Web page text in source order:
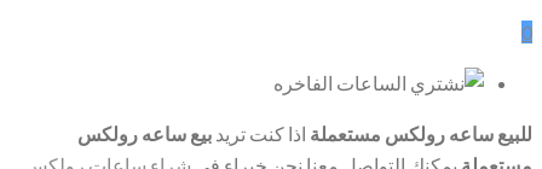
0
للبيع ساعه رولكس مستعملة اذا كنت تريد بيع ساعه رولكس